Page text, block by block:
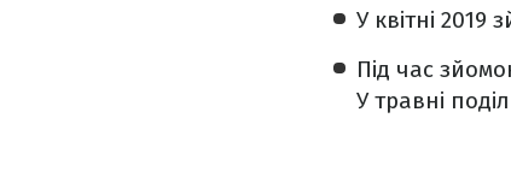
У квітні
Під час
У травні